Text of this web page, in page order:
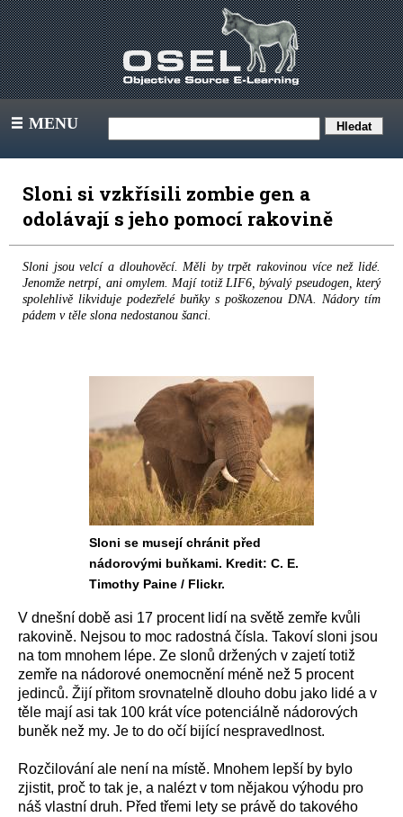
III MENU
Sloni si vzkřísili zombie gen a
odolávají s jeho pomocí rakovině
Sloni jsou velcí a dlouhověcí. Měli by trpět rakovinou více než lidé.
Jenomže netrpí, ani omylem. Mají totiž LIF6, bývalý pseudogen, který
spolehlivě likviduje podezřelé buňky s poškozenou DNA. Nádory tím
pádem v těle slona nedostanou šanci.
Sloni se musejí chránit před
nádorovými buňkami. Kredit: C. E.
Timothy Paine / Flickr.
V dnešní době asi 17 procent lidí na světě zemře kvůli
rakovině. Nejsou to moc radostná čísla. Takoví sloni jsou
na tom mnohem lépe. Ze slonů držených v zajetí totiž
zemře na nádorové onemocnění méně než 5 procent
jedinců. Žijí přitom srovnatelně dlouho dobu jako lidé a v
těle mají asi tak 100 krát více potenciálně nádorových
buněk než my. Je to do očí bijící nespravedlnost.
Rozčilování ale není na místě. Mnohem lepší by bylo
zjistit, proč to tak je, a nalézt v tom nějakou výhodu pro
náš vlastní druh. Před třemi lety se právě do takového